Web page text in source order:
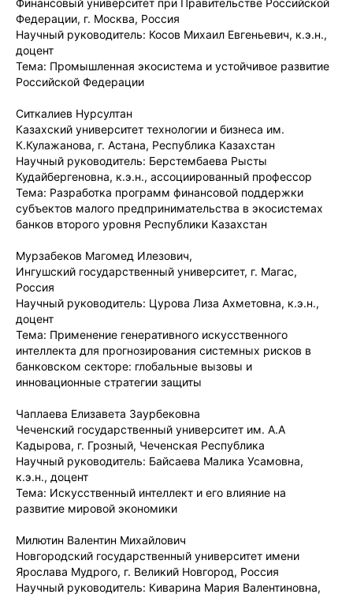
Федерации, г. Москва, Россия
Научный руководитель: Косов Михаил Евгеньевич, к.э.н.,
доцент
Тема: Промышленная экосистема и устойчивое развитие
Российской Федерации
Ситкалиев Нурсултан
Казахский университет технологии и бизнеса им.
К.Кулажанова, г. Астана, Республика Казахстан
Научный руководитель: Берстембаева Рысты
Кудайбергеновна, к.э.н., ассоциированный профессор
Тема: Разработка программ финансовой поддержки
субъектов малого предпринимательства в экосистемах
банков второго уровня Республики Казахстан
Мурзабеков Магомед Илезович,
Ингушский государственный университет, г. Магас,
Россия
Научный руководитель: Цурова Лиза Ахметовна, к.э.н.,
доцент
Тема: Применение генеративного искусственного
интеллекта для прогнозирования системных рисков в
банковском секторе: глобальные вызовы и
инновационные стратегии защиты
Чаплаева Елизавета Заурбековна
Чеченский государственный университет им. А.А
Кадырова, г. Грозный, Чеченская Республика
Научный руководитель: Байсаева Малика Усамовна,
к.э.н., доцент
Тема: Искусственный интеллект и его влияние на
развитие мировой экономики
Милютин Валентин Михайлович
Новгородский государственный университет имени
Ярослава Мудрого, г. Великий Новгород, Россия
Научный руководитель: Киварина Мария Валентиновна,